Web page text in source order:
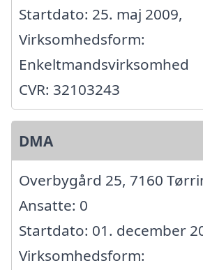
Startdato: 25. maj 2009,
Virksomhedsform:
Enkeltmandsvirksomhed
CVR: 32103243
DMA
Overbygård 25, 7160
Ansatte: 0
Startdato: 01. december
Virksomhedsform: